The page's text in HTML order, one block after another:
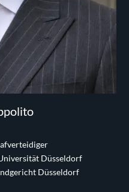
Düsseldorf
Düsseldorf